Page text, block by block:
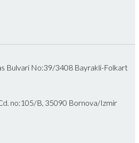
Bulvari No:39/3408 Bayrakli-Folkart
no:105/B, 35090 Bornova/Izmir